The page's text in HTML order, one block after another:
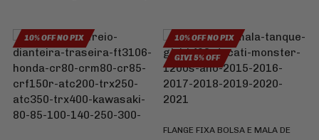
10% OFF NO PIX 10% OFF NO PIX
GIVI 5% OFF
FLANGE FIXA BOLSA E MALA DE